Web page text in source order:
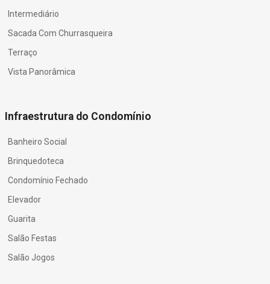
Intermediário
Sacada Com Churrasqueira
Terraço
Vista Panorâmica
Infraestrutura do Condomínio
Banheiro Social
Brinquedoteca
Condomínio Fechado
Elevador
Guarita
Salão Festas
Salão Jogos